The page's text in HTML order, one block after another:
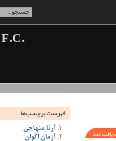
F.C.
فهرست برچسب‌ها
آرتا منهاجی
آرمان اکوان